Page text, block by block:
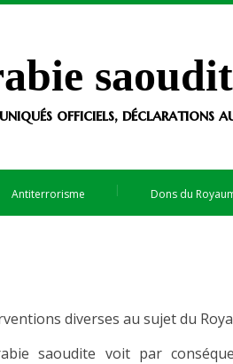
officiels, déclarations
Antiterrorisme Dons du
diverses au sujet du
saoudite voit par